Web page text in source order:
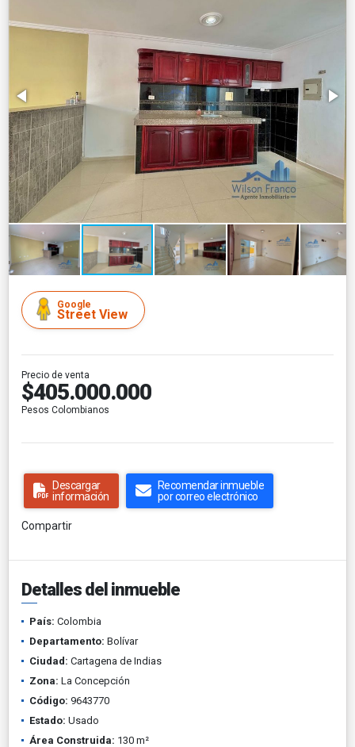
Google
Street View
Precio de venta
$405.000.000
Pesos Colombianos
Descargar
información
Recomendar inmueble
por correo electrónico
Compartir
Detalles del inmueble
País: Colombia
Departamento: Bolívar
Ciudad: Cartagena de Indias
Zona: La Concepción
Código: 9643770
Estado: Usado
Área Construida: 130 m²